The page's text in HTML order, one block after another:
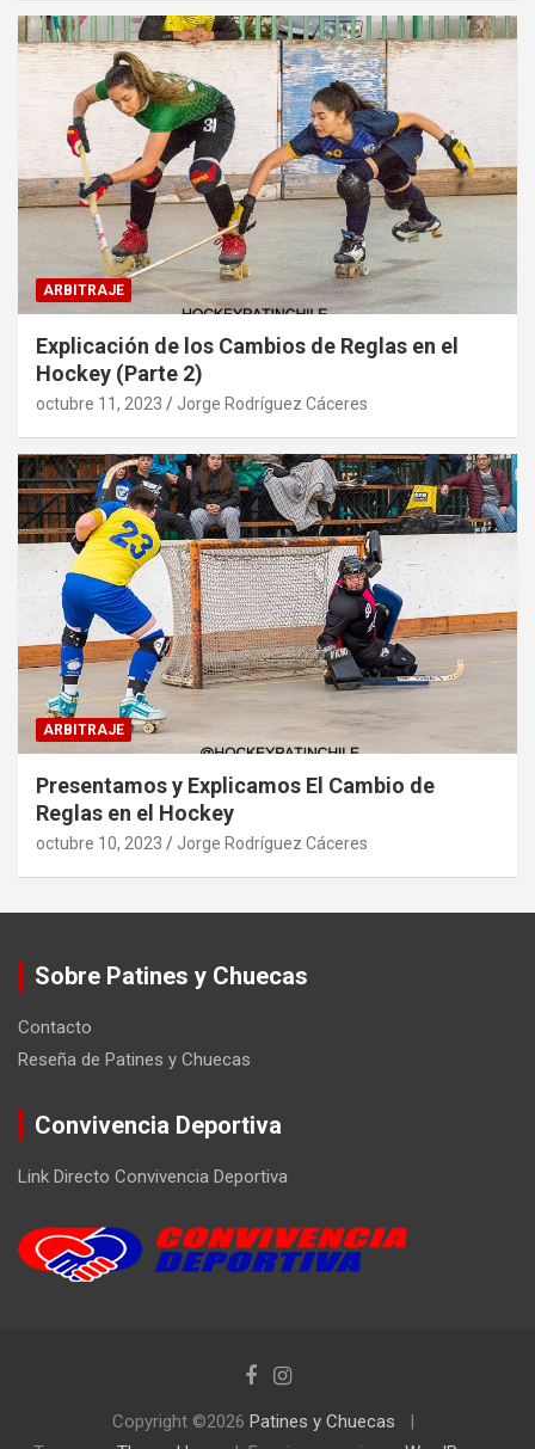
ARBITRAJE
Explicación de los Cambios de Reglas en el
Hockey (Parte 2)
octubre 11, 2023 Jorge Rodríguez Cáceres
ARBITRAJE
Presentamos y Explicamos El Cambio de
Reglas en el Hockey
octubre 10, 2023 Jorge Rodríguez Cáceres
Sobre Patines y Chuecas
Contacto
Reseña de Patines y Chuecas
Convivencia Deportiva
Link Directo Convivencia Deportiva
Copyright ©2026 Patines y Chuecas